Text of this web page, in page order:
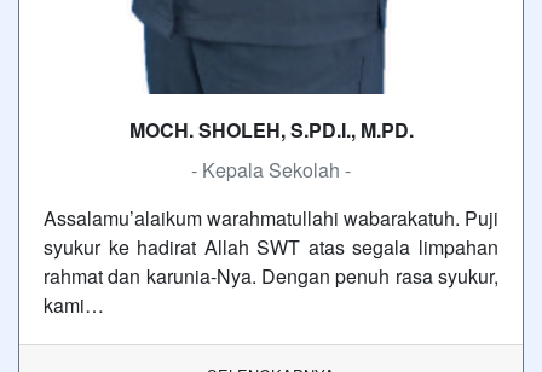
MOCH. SHOLEH, S.PD.I., M.PD.
- Kepala Sekolah -
Assalamu’alaikum warahmatullahi wabarakatuh. Puji
syukur ke hadirat Allah SWT atas segala limpahan
rahmat dan karunia-Nya. Dengan penuh rasa syukur,
kami…